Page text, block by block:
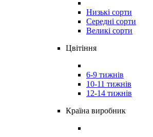
Низькі сорти
Середні сорти
Великі сорти
Цвітіння
6-9 тижнів
10-11 тижнів
12-14 тижнів
Країна виробник